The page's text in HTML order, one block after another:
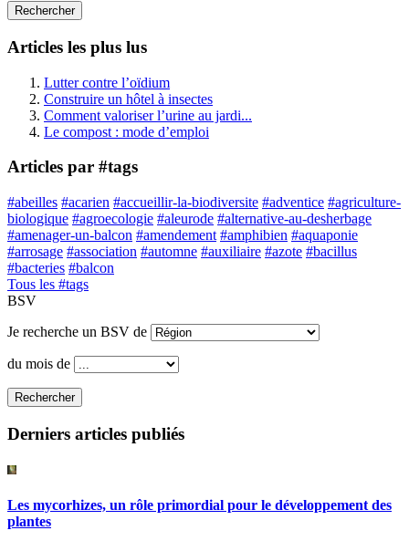
Rechercher
Articles les plus lus
Lutter contre l’oïdium
Construire un hôtel à insectes
Comment valoriser l’urine au jardi...
Le compost : mode d’emploi
Articles par #tags
#abeilles #acarien #accueillir-la-biodiversite #adventice #agriculture-
biologique #agroecologie #aleurode #alternative-au-desherbage
#amenager-un-balcon #amendement #amphibien #aquaponie
#arrosage #association #automne #auxiliaire #azote #bacillus
#bacteries #balcon
Tous les #tags
BSV
Je recherche un BSV de
du mois de
Rechercher
Derniers articles publiés
Les mycorhizes, un rôle primordial pour le développement des
plantes